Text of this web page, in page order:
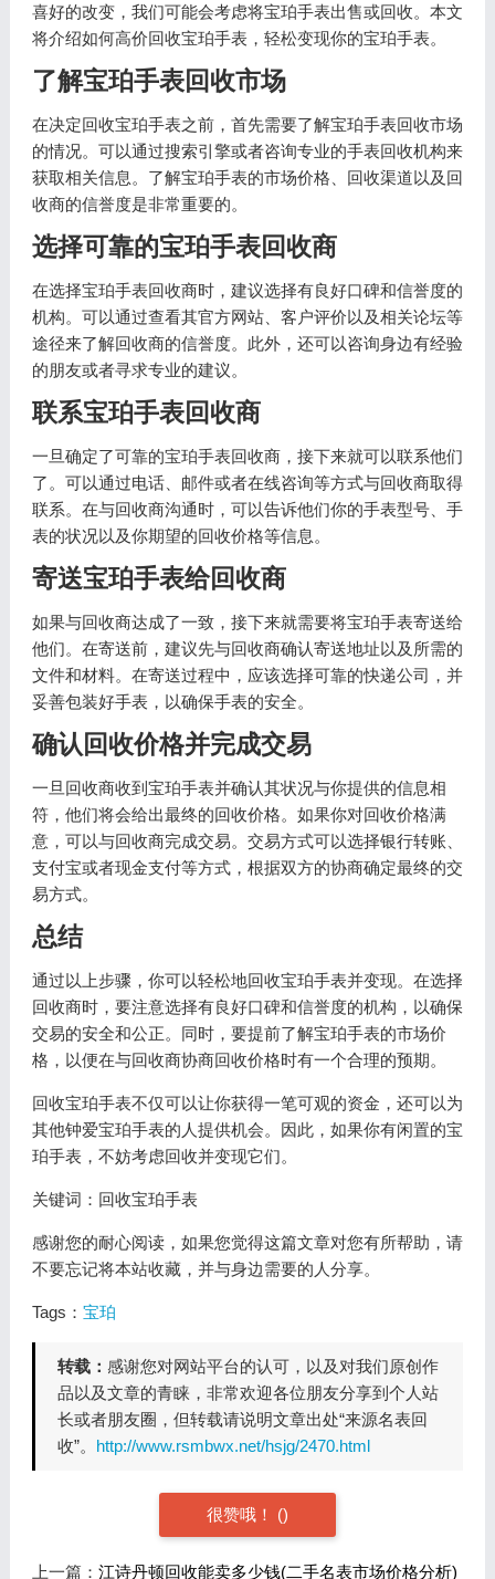
喜好的改变，我们可能会考虑将宝珀手表出售或回收。本文
将介绍如何高价回收宝珀手表，轻松变现你的宝珀手表。
了解宝珀手表回收市场
在决定回收宝珀手表之前，首先需要了解宝珀手表回收市场
的情况。可以通过搜索引擎或者咨询专业的手表回收机构来
获取相关信息。了解宝珀手表的市场价格、回收渠道以及回
收商的信誉度是非常重要的。
选择可靠的宝珀手表回收商
在选择宝珀手表回收商时，建议选择有良好口碑和信誉度的
机构。可以通过查看其官方网站、客户评价以及相关论坛等
途径来了解回收商的信誉度。此外，还可以咨询身边有经验
的朋友或者寻求专业的建议。
联系宝珀手表回收商
一旦确定了可靠的宝珀手表回收商，接下来就可以联系他们
了。可以通过电话、邮件或者在线咨询等方式与回收商取得
联系。在与回收商沟通时，可以告诉他们你的手表型号、手
表的状况以及你期望的回收价格等信息。
寄送宝珀手表给回收商
如果与回收商达成了一致，接下来就需要将宝珀手表寄送给
他们。在寄送前，建议先与回收商确认寄送地址以及所需的
文件和材料。在寄送过程中，应该选择可靠的快递公司，并
妥善包装好手表，以确保手表的安全。
确认回收价格并完成交易
一旦回收商收到宝珀手表并确认其状况与你提供的信息相
符，他们将会给出最终的回收价格。如果你对回收价格满
意，可以与回收商完成交易。交易方式可以选择银行转账、
支付宝或者现金支付等方式，根据双方的协商确定最终的交
易方式。
总结
通过以上步骤，你可以轻松地回收宝珀手表并变现。在选择
回收商时，要注意选择有良好口碑和信誉度的机构，以确保
交易的安全和公正。同时，要提前了解宝珀手表的市场价
格，以便在与回收商协商回收价格时有一个合理的预期。
回收宝珀手表不仅可以让你获得一笔可观的资金，还可以为
其他钟爱宝珀手表的人提供机会。因此，如果你有闲置的宝
珀手表，不妨考虑回收并变现它们。
关键词：回收宝珀手表
感谢您的耐心阅读，如果您觉得这篇文章对您有所帮助，请
不要忘记将本站收藏，并与身边需要的人分享。
Tags： 宝珀
转载： 感谢您对网站平台的认可，以及对我们原创作
品以及文章的青睐，非常欢迎各位朋友分享到个人站
长或者朋友圈，但转载请说明文章出处“来源名表回
收”。 http://www.rsmbwx.net/hsjg/2470.html
很赞哦！ ()
上一篇： 江诗丹顿回收能卖多少钱(二手名表市场价格分析)